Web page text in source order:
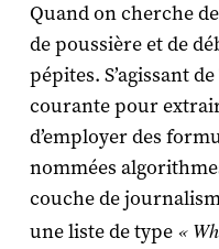
Quand on cherche
de poussière et de
pépites. S’agissant
courante pour
d’employer des
nommées
couche de
une liste de type «